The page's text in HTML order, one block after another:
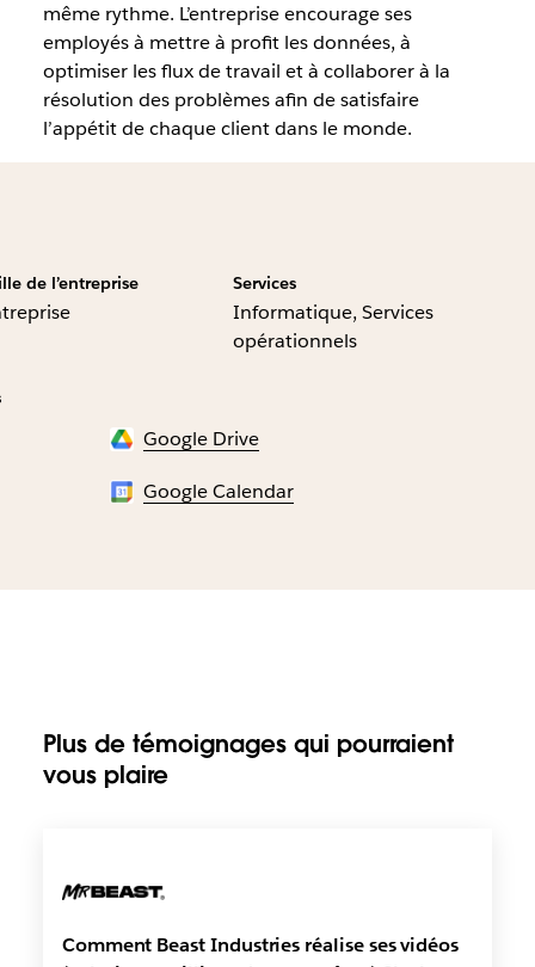
même rythme. L’entreprise encourage ses
employés à mettre à profit les données, à
optimiser les flux de travail et à collaborer à la
résolution des problèmes afin de satisfaire
l’appétit de chaque client dans le monde.
de l’entreprise Services
Informatique, Services
opérationnels
Google Drive
Google Calendar
Plus de témoignages qui pourraient
vous plaire
Comment Beast Industries réalise ses vidéos